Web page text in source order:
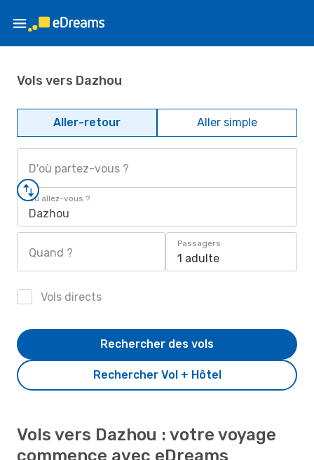
Vols vers Dazhou
Aller-retour Aller simple
D'où partez-vous ?
Où allez-vous ?
Dazhou
Quand ?
Passagers
1 adulte
Vols directs
Rechercher Vol + Hôtel
Rechercher des vols
Vols vers Dazhou : votre voyage
commence avec eDreams